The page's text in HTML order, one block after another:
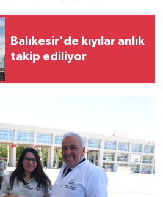
Balıkesir'de kıyılar anlık
takip ediliyor